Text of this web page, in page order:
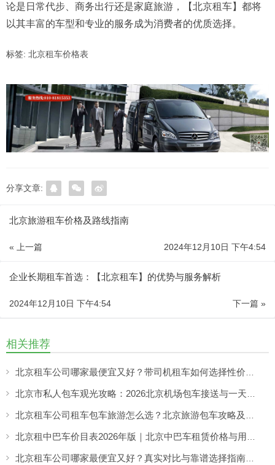
论是日常代步、商务出行还是家庭旅游，【北京租车】都将
以其丰富的车型和专业的服务成为消费者的优质选择。
标签: 北京租车价格表
分享文章:
北京旅游租车价格及路线指南
« 上一篇 2024年12月10日 下午4:54
企业长期租车首选：【北京租车】的优势与服务解析
下一篇 »
2024年12月10日 下午4:54
相关推荐
北京租车公司哪家最便宜又好？带司机租车如何选择性价比高的服务
北京市私人包车观光攻略：2026北京机场包车接送与一天市区包车游览服务指南
北京租车公司租车包车旅游怎么选？北京旅游包车攻略及车型推荐
北京租中巴车价目表2026年版｜北京中巴车租赁价格与用车场景全解析
北京租车公司哪家最便宜又好？真实对比与靠谱选择指南（2026实用解析）